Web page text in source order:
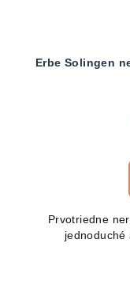
Erbe Solingen
Prvotriedne
jednoduché